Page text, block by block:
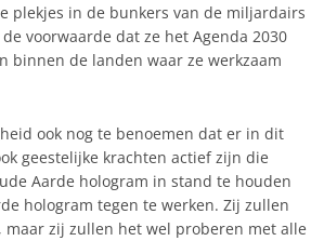
plekjes in de bunkers van de miljardairs
voorwaarde dat ze het Agenda 2030
binnen de landen waar ze werkzaam
ook nog te benoemen dat er in dit
geestelijke krachten actief zijn die
Aarde hologram in stand te houden
hologram tegen te werken. Zij zullen
maar zij zullen het wel proberen met alle